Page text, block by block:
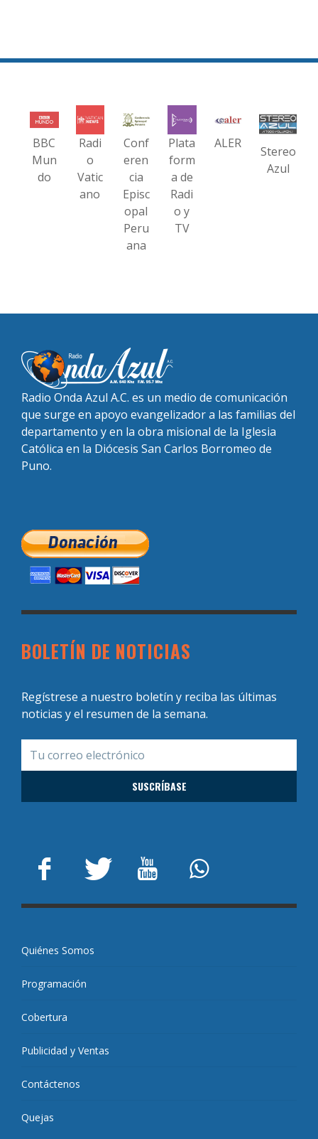
BBC
Mun
do
Radi
o
Vatic
ano
Conf
eren
cia
Episc
opal
Peru
ana
Plata
form
a de
Radi
o y
TV
ALER
Stereo
Azul
Radio Onda Azul A.C. es un medio de comunicación
que surge en apoyo evangelizador a las familias del
departamento y en la obra misional de la Iglesia
Católica en la Diócesis San Carlos Borromeo de
Puno.
BOLETÍN DE NOTICIAS
Regístrese a nuestro boletín y reciba las últimas
noticias y el resumen de la semana.
Quiénes Somos
Programación
Cobertura
Publicidad y Ventas
Contáctenos
Quejas